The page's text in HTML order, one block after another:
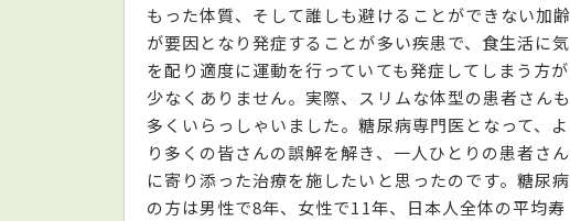
もった体質、そして誰しも避けることができない加齢
が要因となり発症することが多い疾患で、食生活に気
を配り適度に運動を行っていても発症してしまう方が
少なくありません。実際、スリムな体型の患者さんも
多くいらっしゃいました。糖尿病専門医となって、よ
り多くの皆さんの誤解を解き、一人ひとりの患者さん
に寄り添った治療を施したいと思ったのです。糖尿病
の方は男性で8年、女性で11年、日本人全体の平均寿